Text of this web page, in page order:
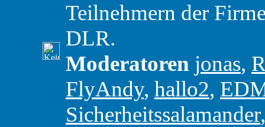
Teilnehmern der
DLR.
Moderatoren jonas,
FlyAndy, hallo2,
Sicherheitssalamander